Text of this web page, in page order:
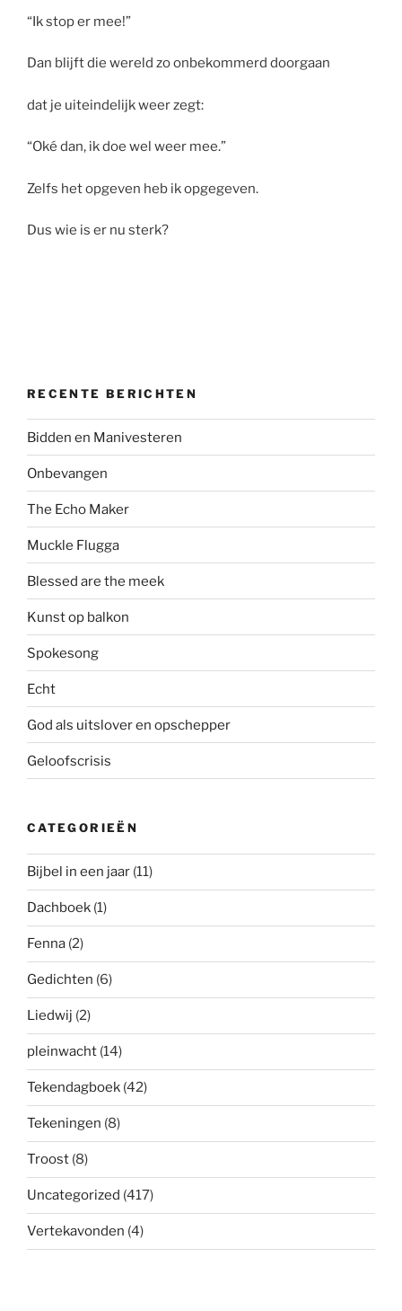
“Ik stop er mee!”
Dan blijft die wereld zo onbekommerd doorgaan
dat je uiteindelijk weer zegt:
“Oké dan, ik doe wel weer mee.”
Zelfs het opgeven heb ik opgegeven.
Dus wie is er nu sterk?
RECENTE BERICHTEN
Bidden en Manivesteren
Onbevangen
The Echo Maker
Muckle Flugga
Blessed are the meek
Kunst op balkon
Spokesong
Echt
God als uitslover en opschepper
Geloofscrisis
CATEGORIEËN
Bijbel in een jaar (11)
Dachboek (1)
Fenna (2)
Gedichten (6)
Liedwij (2)
pleinwacht (14)
Tekendagboek (42)
Tekeningen (8)
Troost (8)
Uncategorized (417)
Vertekavonden (4)